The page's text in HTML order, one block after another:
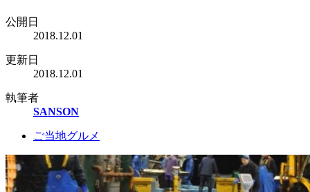
公開日
2018.12.01
更新日
2018.12.01
執筆者
SANSON
ご当地グルメ